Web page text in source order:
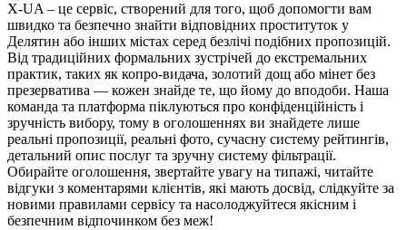
X-UA – це сервіс, створений для того, щоб допомогти вам
швидко та безпечно знайти відповідних проституток у
Делятин або інших містах серед безлічі подібних пропозицій.
Від традиційних формальних зустрічей до екстремальних
практик, таких як копро-видача, золотий дощ або мінет без
презерватива — кожен знайде те, що йому до вподоби. Наша
команда та платформа піклуються про конфіденційність і
зручність вибору, тому в оголошеннях ви знайдете лише
реальні пропозиції, реальні фото, сучасну систему рейтингів,
детальний опис послуг та зручну систему фільтрації.
Обирайте оголошення, звертайте увагу на типажі, читайте
відгуки з коментарями клієнтів, які мають досвід, слідкуйте за
новими правилами сервісу та насолоджуйтеся якісним і
безпечним відпочинком без меж!